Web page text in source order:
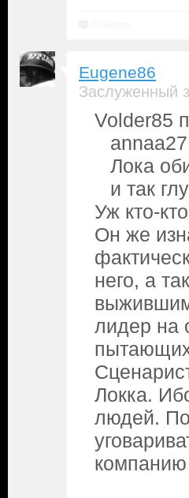
Eugene86
Заслуженный
Volder85
Лока
и так
Уж кто-
Он же
него, а
лидер на
Локка.
людей.
компанию